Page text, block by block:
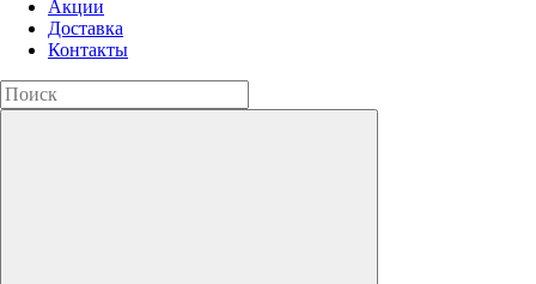
Акции
Доставка
Контакты